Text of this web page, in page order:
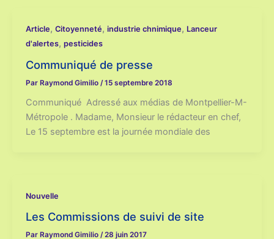
Article, Citoyenneté, industrie chnimique, Lanceur
d'alertes, pesticides
Communiqué de presse
Par Raymond Gimilio /15 septembre 2018
Communiqué Adressé aux médias de Montpellier-M-
Métropole . Madame, Monsieur le rédacteur en chef,
Le 15 septembre est la journée mondiale des
Nouvelle
Les Commissions de suivi de site
Par Raymond Gimilio /28 juin 2017